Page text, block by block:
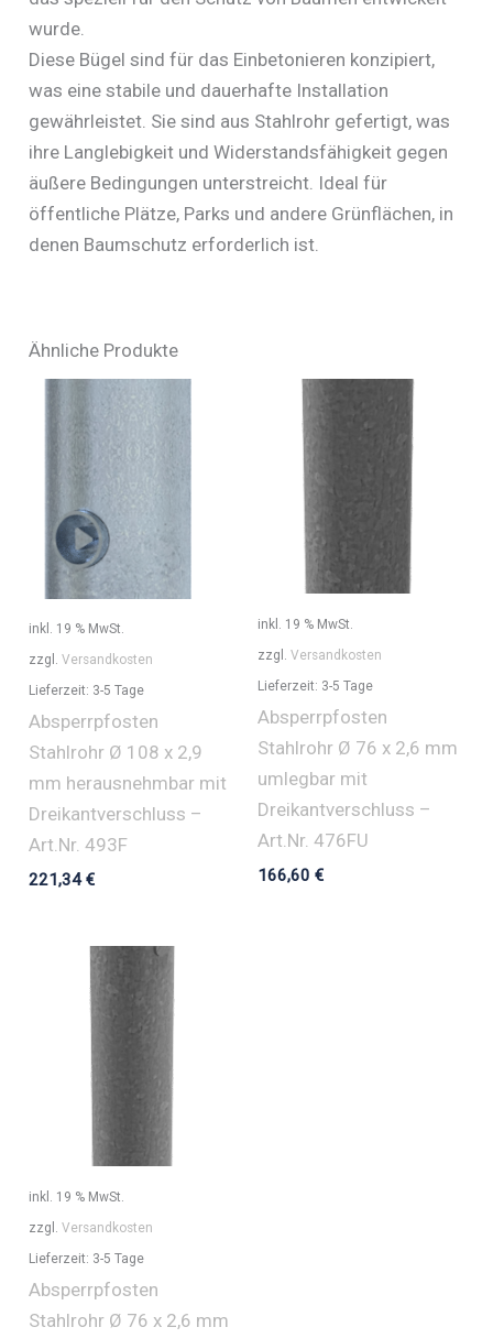
mmGesamtbreite:
ca.
750
mmGesamthöhe:
ca.
1400
mm
feuerverzinkt
und
(RAL
6005)
Art.Nr.
443_00B
wurde.
Diese Bügel sind für das Einbetonieren konzipiert,
was eine stabile und dauerhafte Installation
gewährleistet. Sie sind aus Stahlrohr gefertigt, was
ihre Langlebigkeit und Widerstandsfähigkeit gegen
äußere Bedingungen unterstreicht. Ideal für
öffentliche Plätze, Parks und andere Grünflächen, in
denen Baumschutz erforderlich ist.
Ähnliche Produkte
inkl. 19 % MwSt.
zzgl.Versandkosten
Lieferzeit: 3-5 Tage
Absperrpfosten
Stahlrohr Ø 108 x 2,9
mm herausnehmbar mit
Dreikantverschluss –
Art.Nr. 493F
221,34€
inkl. 19 % MwSt.
zzgl. Versandkosten
Lieferzeit: 3-5 Tage
Absperrpfosten
Stahlrohr Ø 76 x 2,6 mm
umlegbar mit
Dreikantverschluss –
Art.Nr. 476FU
166,60 €
inkl. 19 % MwSt.
zzgl.Versandkosten
Lieferzeit: 3-5 Tage
Absperrpfosten
Stahlrohr Ø 76 x 2,6 mm